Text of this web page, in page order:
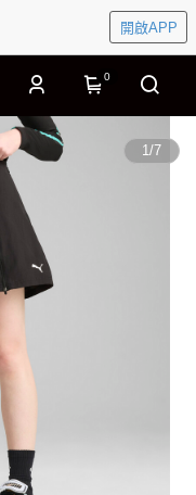
開啟APP
0
1/7